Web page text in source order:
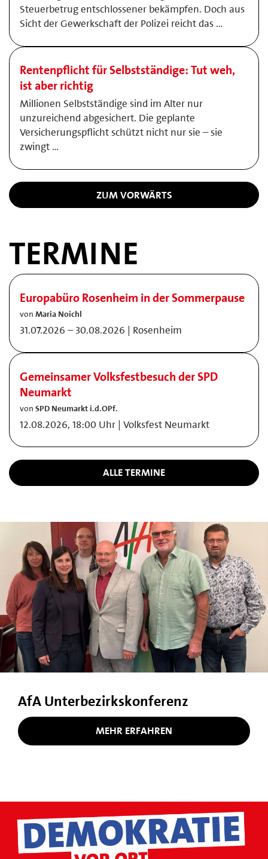
Steuerbetrug entschlossener bekämpfen. Doch aus
Sicht der Gewerkschaft der Polizei reicht das …
Rentenpflicht für Selbstständige: Tut weh,
ist aber richtig
Millionen Selbstständige sind im Alter nur
unzureichend abgesichert. Die geplante
Versicherungspflicht schützt nicht nur sie – sie
zwingt …
ZUM VORWÄRTS
TERMINE
Europabüro Rosenheim in der Sommerpause
von Maria Noichl
31.07.2026 – 30.08.2026 | Rosenheim
Gemeinsamer Volksfestbesuch der SPD
Neumarkt
von SPD Neumarkt i.d.OPf.
12.08.2026, 18:00 Uhr | Volksfest Neumarkt
ALLE TERMINE
AfA Unterbezirkskonferenz
MEHR ERFAHREN